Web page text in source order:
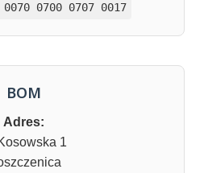
0700 0707 0017
BOM
Adres:
1